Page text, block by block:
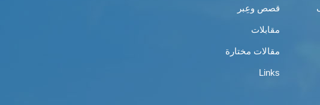
قصص وعِبر
مقابلات
مقالات مختارة
Links